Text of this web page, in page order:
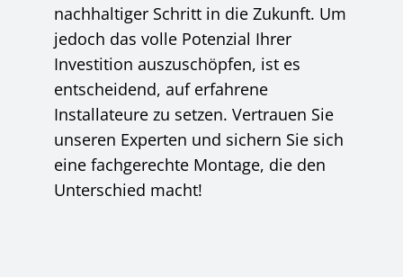
nachhaltiger Schritt in die Zukunft. Um
jedoch das volle Potenzial Ihrer
Investition auszuschöpfen, ist es
entscheidend, auf erfahrene
Installateure zu setzen. Vertrauen Sie
unseren Experten und sichern Sie sich
eine fachgerechte Montage, die den
Unterschied macht!